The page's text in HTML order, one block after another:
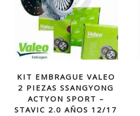
KIT EMBRAGUE VALEO
2 PIEZAS SSANGYONG
ACTYON SPORT –
STAVIC 2.0 AÑOS 12/17